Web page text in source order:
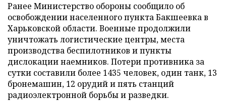
Ранее Министерство обороны сообщило об
освобождении населенного пункта Бакшеевка в
Харьковской области. Военные продолжили
уничтожать логистические центры, места
производства беспилотников и пункты
дислокации наемников. Потери противника за
сутки составили более 1435 человек, один танк, 13
бронемашин, 12 орудий и пять станций
радиоэлектронной борьбы и разведки.